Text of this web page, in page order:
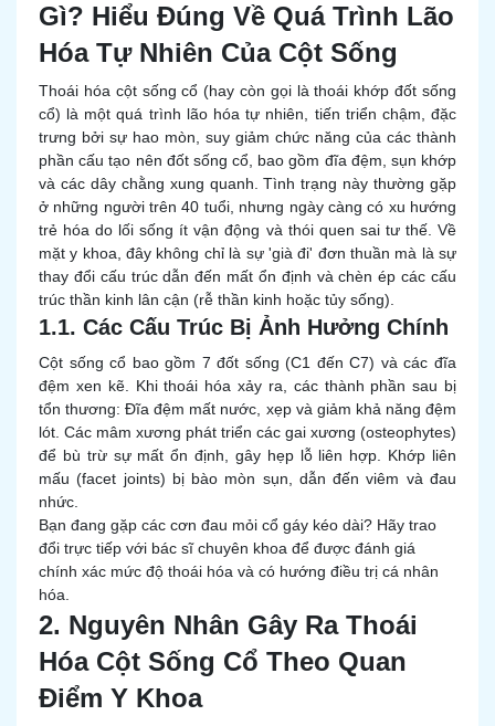
Gì? Hiểu Đúng Về Quá Trình Lão
Hóa Tự Nhiên Của Cột Sống
Thoái hóa cột sống cổ (hay còn gọi là thoái khớp đốt sống
cổ) là một quá trình lão hóa tự nhiên, tiến triển chậm, đặc
trưng bởi sự hao mòn, suy giảm chức năng của các thành
phần cấu tạo nên đốt sống cổ, bao gồm đĩa đệm, sụn khớp
và các dây chằng xung quanh. Tình trạng này thường gặp
ở những người trên 40 tuổi, nhưng ngày càng có xu hướng
trẻ hóa do lối sống ít vận động và thói quen sai tư thế. Về
mặt y khoa, đây không chỉ là sự 'già đi' đơn thuần mà là sự
thay đổi cấu trúc dẫn đến mất ổn định và chèn ép các cấu
trúc thần kinh lân cận (rễ thần kinh hoặc tủy sống).
1.1. Các Cấu Trúc Bị Ảnh Hưởng Chính
Cột sống cổ bao gồm 7 đốt sống (C1 đến C7) và các đĩa
đệm xen kẽ. Khi thoái hóa xảy ra, các thành phần sau bị
tổn thương: Đĩa đệm mất nước, xẹp và giảm khả năng đệm
lót. Các mâm xương phát triển các gai xương (osteophytes)
để bù trừ sự mất ổn định, gây hẹp lỗ liên hợp. Khớp liên
mấu (facet joints) bị bào mòn sụn, dẫn đến viêm và đau
nhức.
Bạn đang gặp các cơn đau mỏi cổ gáy kéo dài? Hãy trao
đổi trực tiếp với bác sĩ chuyên khoa để được đánh giá
chính xác mức độ thoái hóa và có hướng điều trị cá nhân
hóa.
2. Nguyên Nhân Gây Ra Thoái
Hóa Cột Sống Cổ Theo Quan
Điểm Y Khoa